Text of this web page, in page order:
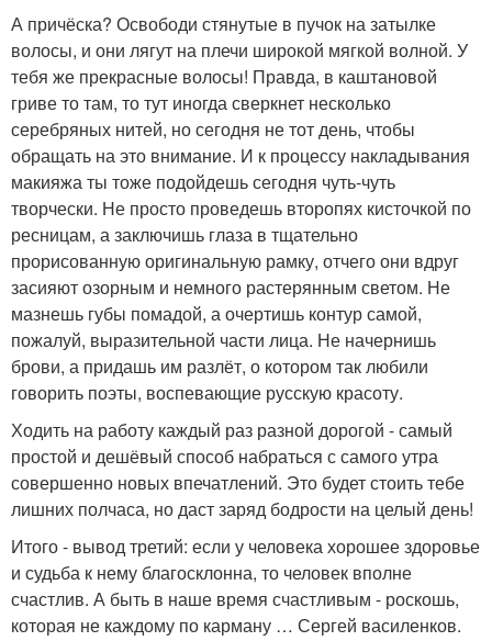
А причёска? Освободи стянутые в пучок на затылке
волосы, и они лягут на плечи широкой мягкой волной. У
тебя же прекрасные волосы! Правда, в каштановой
гриве то там, то тут иногда сверкнет несколько
серебряных нитей, но сегодня не тот день, чтобы
обращать на это внимание. И к процессу накладывания
макияжа ты тоже подойдешь сегодня чуть-чуть
творчески. Не просто проведешь второпях кисточкой по
ресницам, а заключишь глаза в тщательно
прорисованную оригинальную рамку, отчего они вдруг
засияют озорным и немного растерянным светом. Не
мазнешь губы помадой, а очертишь контур самой,
пожалуй, выразительной части лица. Не начернишь
брови, а придашь им разлёт, о котором так любили
говорить поэты, воспевающие русскую красоту.
Ходить на работу каждый раз разной дорогой - самый
простой и дешёвый способ набраться с самого утра
совершенно новых впечатлений. Это будет стоить тебе
лишних полчаса, но даст заряд бодрости на целый день!
Итого - вывод третий: если у человека хорошее здоровье
и судьба к нему благосклонна, то человек вполне
счастлив. А быть в наше время счастливым - роскошь,
которая не каждому по карману … Сергей василенков.